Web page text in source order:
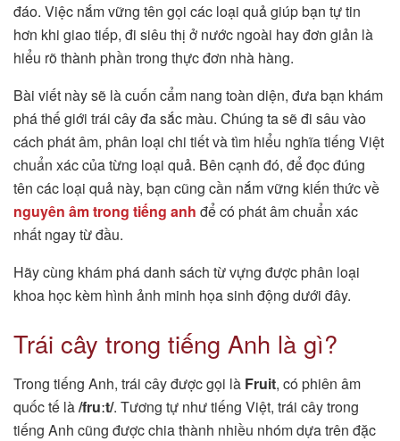
đáo. Việc nắm vững tên gọi các loại quả giúp bạn tự tin
hơn khi giao tiếp, đi siêu thị ở nước ngoài hay đơn giản là
hiểu rõ thành phần trong thực đơn nhà hàng.
Bài viết này sẽ là cuốn cẩm nang toàn diện, đưa bạn khám
phá thế giới trái cây đa sắc màu. Chúng ta sẽ đi sâu vào
cách phát âm, phân loại chi tiết và tìm hiểu nghĩa tiếng Việt
chuẩn xác của từng loại quả. Bên cạnh đó, để đọc đúng
tên các loại quả này, bạn cũng cần nắm vững kiến thức về
nguyên âm trong tiếng anh để có phát âm chuẩn xác
nhất ngay từ đầu.
Hãy cùng khám phá danh sách từ vựng được phân loại
khoa học kèm hình ảnh minh họa sinh động dưới đây.
Trái cây trong tiếng Anh là gì?
Trong tiếng Anh, trái cây được gọi là Fruit, có phiên âm
quốc tế là/fruːt/. Tương tự như tiếng Việt, trái cây trong
tiếng Anh cũng được chia thành nhiều nhóm dựa trên đặc